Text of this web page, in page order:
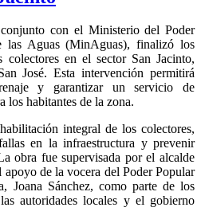
con el Ministerio del Poder
las Aguas (MinAguas), finalizó los
colectores en el sector San Jacinto,
José. Esta intervención permitirá
y garantizar un servicio de
los habitantes de la zona.
integral de los colectores,
en la infraestructura y prevenir
obra fue supervisada por el alcalde
de la vocera del Poder Popular
Joana Sánchez, como parte de los
autoridades locales y el gobierno